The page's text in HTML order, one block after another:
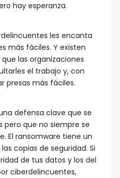
hay esperanza.
les encanta
más fáciles. Y existen
las organizaciones
el trabajo y, con
presas más fáciles.
defensa clave que se
que no siempre se
El ransomware tiene un
copias de seguridad. Si
de tus datos y los del
ciberdelincuentes,